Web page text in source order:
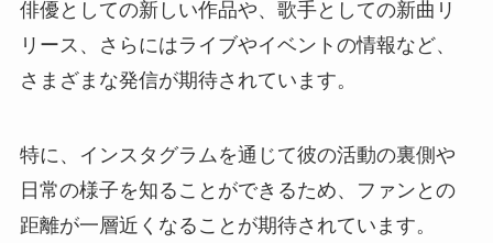
俳優としての新しい作品や、歌手としての新曲リ
リース、さらにはライブやイベントの情報など、
さまざまな発信が期待されています。
特に、インスタグラムを通じて彼の活動の裏側や
日常の様子を知ることができるため、ファンとの
距離が一層近くなることが期待されています。